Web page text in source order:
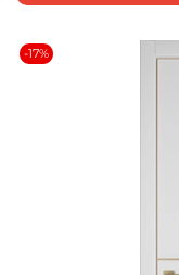
-17%